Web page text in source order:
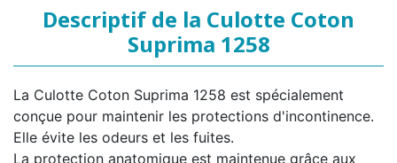
Descriptif de la Culotte Coton
Suprima 1258
La Culotte Coton Suprima 1258 est spécialement
conçue pour maintenir les protections d'incontinence.
Elle évite les odeurs et les fuites.
La protection anatomique est maintenue grâce aux